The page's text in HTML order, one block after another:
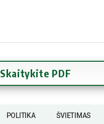
Skaitykite PDF
POLITIKA ŠVIETIMAS